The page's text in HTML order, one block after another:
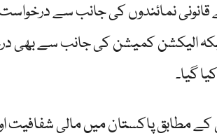
نمائندوں کی جانب سے
الیکشن کمیشن کی جانب سے بھی
گیا۔
مطابق پاکستان میں مالی شفافیت